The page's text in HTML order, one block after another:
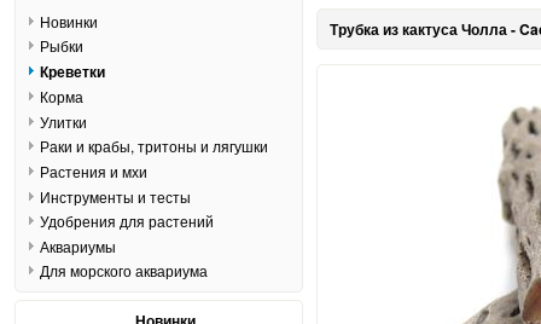
Трубка из кактуса Чолла -
Новинки
Рыбки
Креветки
Корма
Улитки
Раки и крабы, тритоны и лягушки
Растения и мхи
Инструменты и тесты
Удобрения для растений
Аквариумы
Для морского аквариума